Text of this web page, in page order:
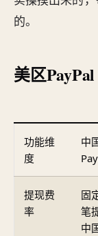
的。
美区
功能维
度
中
提现费
率
固
笔
中